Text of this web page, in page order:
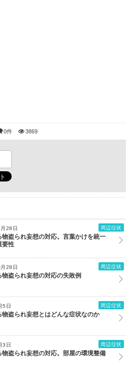
0件 3869
28日 周辺症状
物盗られ妄想の対応。言葉かけを統一
要性
28日 周辺症状
盗られ妄想の対応の失敗例
5日 周辺症状
物盗られ妄想とはどんな症状なのか
3日 周辺症状
物盗られ妄想の対応。部屋の環境整備